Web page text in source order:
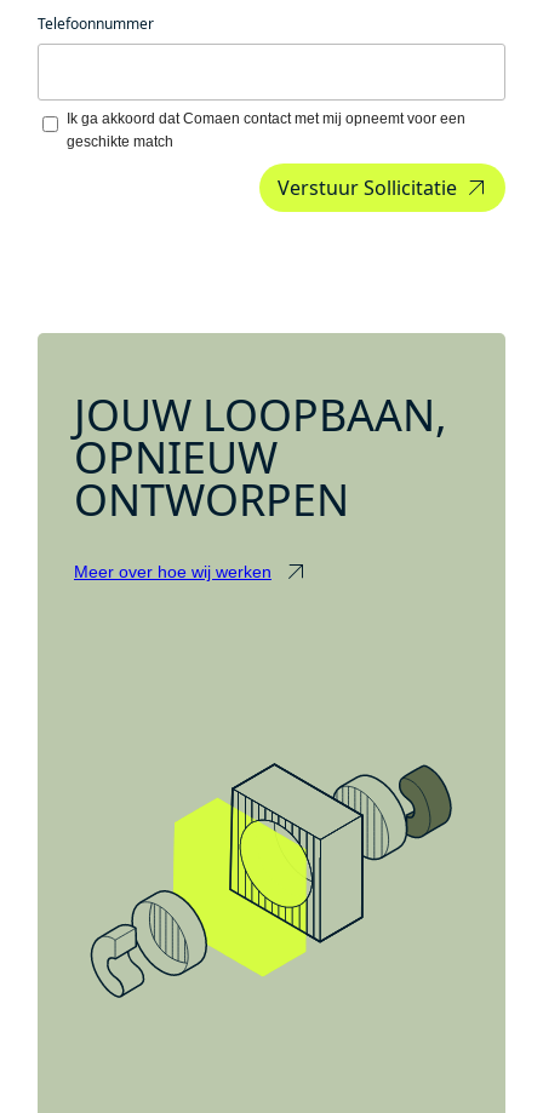
Telefoonnummer
Ik ga akkoord dat Comaen contact met mij opneemt voor een
geschikte match
neerzetten.
JOUW LOOPBAAN,
OPNIEUW
ONTWORPEN
Meer over hoe wij werken